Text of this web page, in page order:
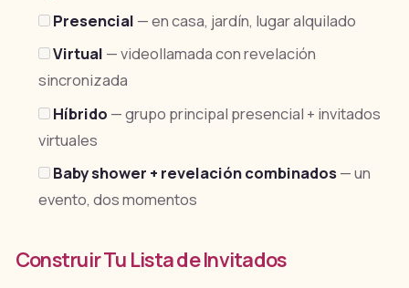
Presencial — en casa, jardín, lugar alquilado
Virtual — videollamada con revelación
sincronizada
Híbrido — grupo principal presencial + invitados
virtuales
Baby shower + revelación combinados— un
evento, dos momentos
Construir Tu Lista de Invitados